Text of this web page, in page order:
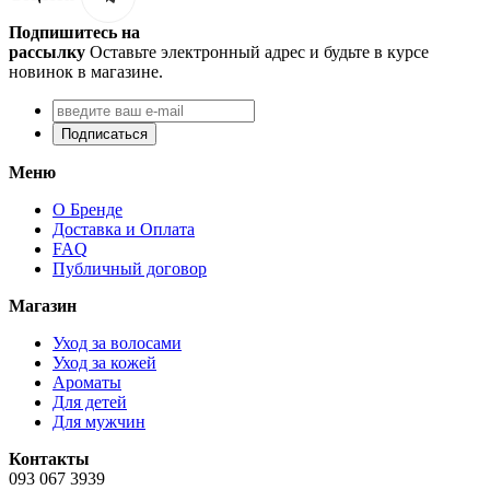
Подпишитесь на
рассылку Оставьте электронный адрес и будьте в курсе
новинок в магазине.
Подписаться
Меню
О Бренде
Доставка и Оплата
FAQ
Публичный договор
Магазин
Уход за волосами
Уход за кожей
Ароматы
Для детей
Для мужчин
Контакты
093 067 3939